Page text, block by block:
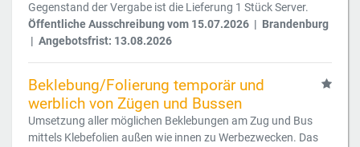
Gegenstand der Vergabe ist die Lieferung 1 Stück Server.
Öffentliche Ausschreibung vom 15.07.2026 | Brandenburg
| Angebotsfrist: 13.08.2026
Beklebung/Folierung temporär und
werblich von Zügen und Bussen
Umsetzung aller möglichen Beklebungen am Zug und Bus
mittels Klebefolien außen wie innen zu Werbezwecken. Das